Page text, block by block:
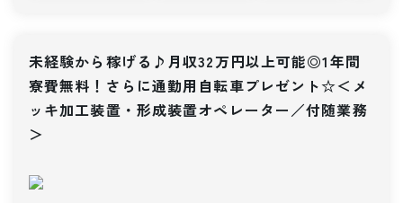
未経験から稼げる♪月収32万円以上可能◎1年間
寮費無料！さらに通勤用自転車プレゼント☆＜メ
ッキ加工装置・形成装置オペレーター／付随業務
＞